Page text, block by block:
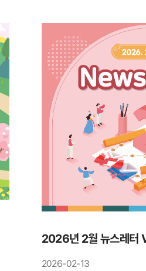
2026년 2월 뉴스레터
2026-02-13